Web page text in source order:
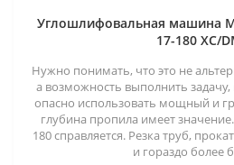
Углошлифовальная машина
17-180 XC/
Нужно понимать, что это не
а возможность выполнить задачу,
опасно использовать мощный и
глубина пропила имеет
180 справляется. Резка труб,
и гораздо более